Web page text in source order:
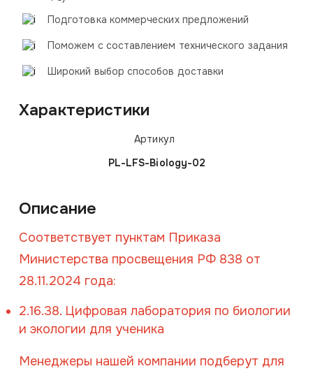
Подготовка коммерческих предложений
Поможем с составлением технического задания
Широкий выбор способов доставки
Характеристики
Артикул
PL-LFS-Biology-02
Описание
Соответствует пунктам Приказа
Министерства просвещения РФ 838 от
28.11.2024 года:
2.16.38. Цифровая лаборатория по биологии
и экологии для ученика
Менеджеры нашей компании подберут для